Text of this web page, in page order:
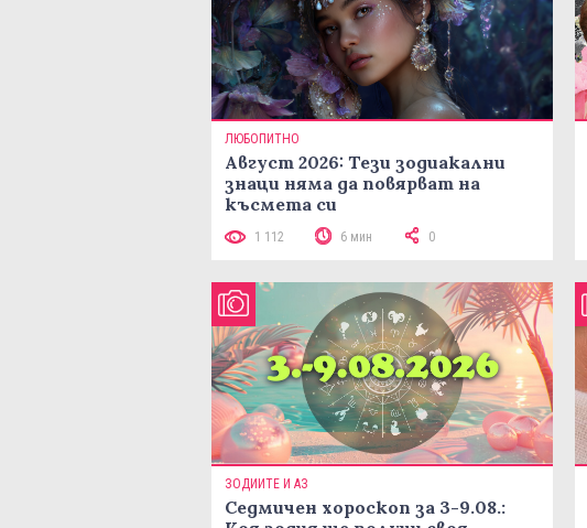
ЛЮБОПИТНО
Август 2026: Тези зодиакални
знаци няма да повярват на
късмета си
1 112 6 мин 0
ЗОДИИТЕ И АЗ
Седмичен хороскоп за 3-9.08.: